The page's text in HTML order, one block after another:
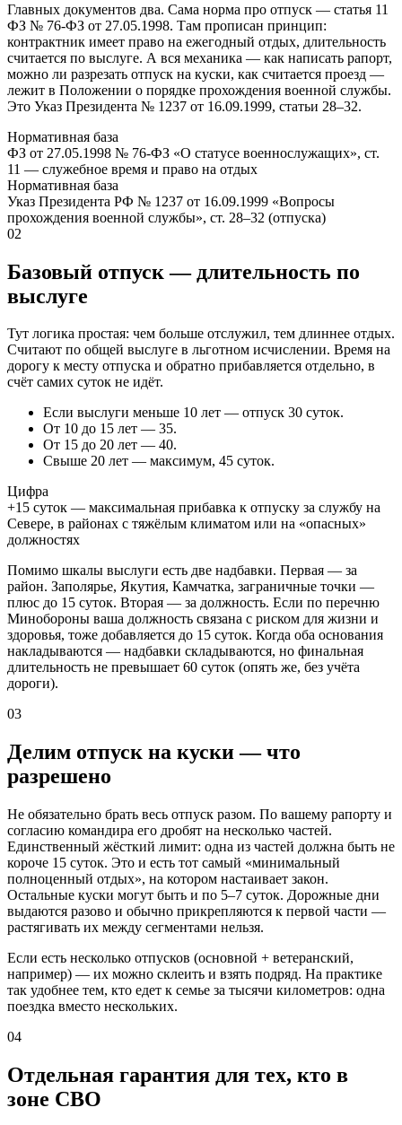
Главных документов два. Сама норма про отпуск — статья 11
ФЗ № 76-ФЗ от 27.05.1998. Там прописан принцип:
контрактник имеет право на ежегодный отдых, длительность
считается по выслуге. А вся механика — как написать рапорт,
можно ли разрезать отпуск на куски, как считается проезд —
лежит в Положении о порядке прохождения военной службы.
Это Указ Президента № 1237 от 16.09.1999, статьи 28–32.
Нормативная база
ФЗ от 27.05.1998 № 76-ФЗ «О статусе военнослужащих», ст.
11 — служебное время и право на отдых
Нормативная база
Указ Президента РФ № 1237 от 16.09.1999 «Вопросы
прохождения военной службы», ст. 28–32 (отпуска)
02
Базовый отпуск — длительность по
выслуге
Тут логика простая: чем больше отслужил, тем длиннее отдых.
Считают по общей выслуге в льготном исчислении. Время на
дорогу к месту отпуска и обратно прибавляется отдельно, в
счёт самих суток не идёт.
Если выслуги меньше 10 лет — отпуск 30 суток.
От 10 до 15 лет — 35.
От 15 до 20 лет — 40.
Свыше 20 лет — максимум, 45 суток.
Цифра
+15 суток — максимальная прибавка к отпуску за службу на
Севере, в районах с тяжёлым климатом или на «опасных»
должностях
Помимо шкалы выслуги есть две надбавки. Первая — за
район. Заполярье, Якутия, Камчатка, заграничные точки —
плюс до 15 суток. Вторая — за должность. Если по перечню
Минобороны ваша должность связана с риском для жизни и
здоровья, тоже добавляется до 15 суток. Когда оба основания
накладываются — надбавки складываются, но финальная
длительность не превышает 60 суток (опять же, без учёта
дороги).
03
Делим отпуск на куски — что
разрешено
Не обязательно брать весь отпуск разом. По вашему рапорту и
согласию командира его дробят на несколько частей.
Единственный жёсткий лимит: одна из частей должна быть не
короче 15 суток. Это и есть тот самый «минимальный
полноценный отдых», на котором настаивает закон.
Остальные куски могут быть и по 5–7 суток. Дорожные дни
выдаются разово и обычно прикрепляются к первой части —
растягивать их между сегментами нельзя.
Если есть несколько отпусков (основной + ветеранский,
например) — их можно склеить и взять подряд. На практике
так удобнее тем, кто едет к семье за тысячи километров: одна
поездка вместо нескольких.
04
Отдельная гарантия для тех, кто в
зоне СВО